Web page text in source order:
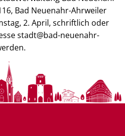
Bad Neuenahr-Ahrweiler
2. April, schriftlich oder
stadt@bad-neuenahr-